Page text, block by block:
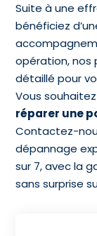
Suite à une
bénéficiez
opération, nos
détaillé pour
Vous
réparer une
Contactez-
dépannage
sur 7, avec la
sans surprise